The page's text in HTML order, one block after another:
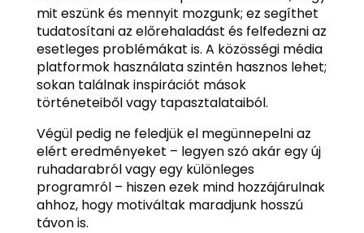
mit eszünk és mennyit mozgunk; ez segíthet
tudatosítani az előrehaladást és felfedezni az
esetleges problémákat is. A közösségi média
platformok használata szintén hasznos lehet;
sokan találnak inspirációt mások
történeteiből vagy tapasztalataiból.
Végül pedig ne feledjük el megünnepelni az
elért eredményeket – legyen szó akár egy új
ruhadarabról vagy egy különleges
programról – hiszen ezek mind hozzájárulnak
ahhoz, hogy motiváltak maradjunk hosszú
távon is.